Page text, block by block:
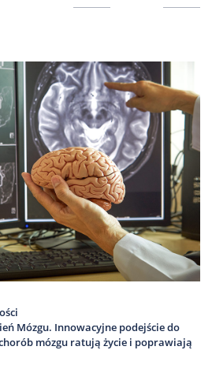
Mózgu. Innowacyjne podejście do
mózgu ratują życie i poprawiają